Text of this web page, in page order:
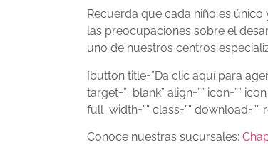
Recuerda que cada niño es
las preocupaciones sobre el
uno de nuestros centros
[button title=”Da clic aquí para
target=”_blank” align=”” icon=””
full_width=”” class=”” download=””
Conoce nuestras sucursales: